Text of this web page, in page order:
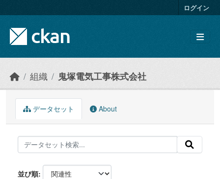
ログイン
組織 鬼塚電気工事株式会社
データセット About
並び順